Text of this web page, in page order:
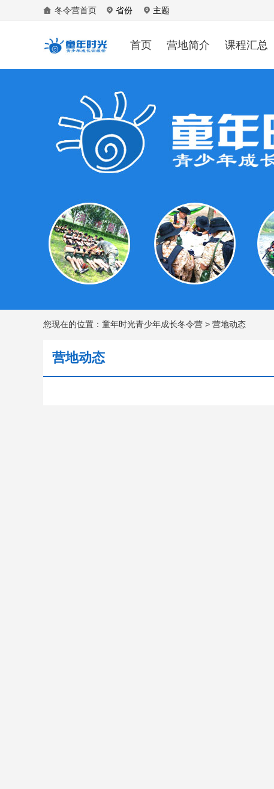
冬令营首页 省份 主题
首页 营地简介 课程汇总
您现在的位置： 童年时光青少年成长冬令营 > 营地动态
营地动态